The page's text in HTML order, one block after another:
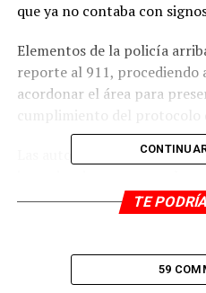
que ya no contaba con
Elementos de la policía
reporte al 911, procediendo
acordonar el área para
cumplimiento del protocolo
Las autoridades
y determinar si hubo algún
TE
59